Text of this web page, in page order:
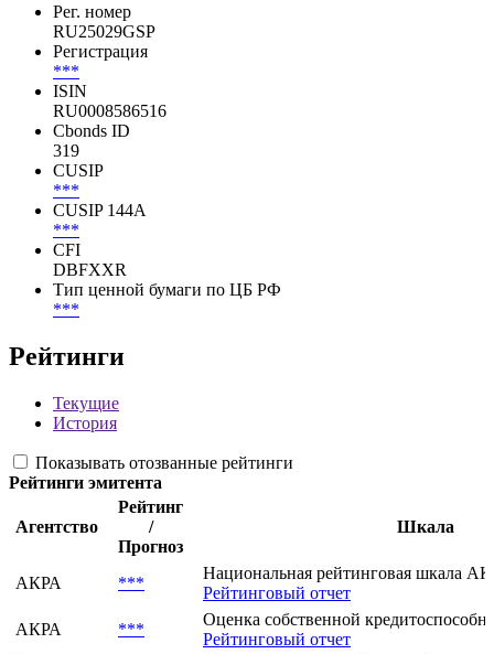
Рег. номер
RU25029GSP
Регистрация
***
ISIN
RU0008586516
Cbonds ID
319
CUSIP
***
CUSIP 144A
***
CFI
DBFXXR
Тип ценной бумаги по ЦБ РФ
***
Рейтинги
Текущие
История
Показывать отозванные рейтинги
Рейтинги эмитента
Агентство
Рейтинг
/
Прогноз
Шкала
АКРА ***
Национальная рейтинговая шкала
Рейтинговый отчет
АКРА
***
Оценка собственной
Рейтинговый отчет